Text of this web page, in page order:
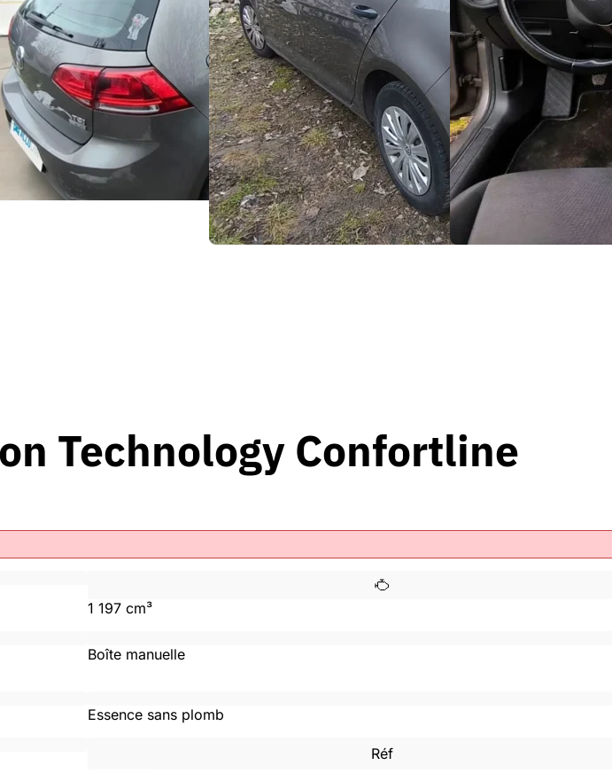
Technology Confortline
1 197 cm³
Boîte manuelle
Essence sans plomb
Réf